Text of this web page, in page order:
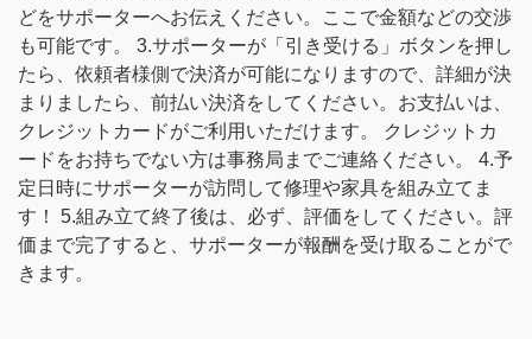
どをサポーターへお伝えください。ここで金額などの交渉
も可能です。 3.サポーターが「引き受ける」ボタンを押し
たら、依頼者様側で決済が可能になりますので、詳細が決
まりましたら、前払い決済をしてください。お支払いは、
クレジットカードがご利用いただけます。 クレジットカ
ードをお持ちでない方は事務局までご連絡ください。 4.予
定日時にサポーターが訪問して修理や家具を組み立てま
す！ 5.組み立て終了後は、必ず、評価をしてください。評
価まで完了すると、サポーターが報酬を受け取ることがで
きます。